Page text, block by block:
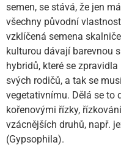
semen, se stává, že jen
všechny původní
vzklíčená semena
kulturou dávají barevnou
hybridů, které se
svých rodičů, a tak se
vegetativnímu. Dělá se to
kořenovými řízky,
vzácnějších druhů, např.
(Gypsophila).